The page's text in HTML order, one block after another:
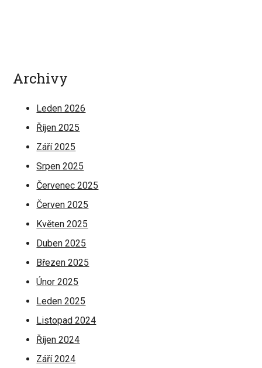
Archivy
Leden 2026
Říjen 2025
Září 2025
Srpen 2025
Červenec 2025
Červen 2025
Květen 2025
Duben 2025
Březen 2025
Únor 2025
Leden 2025
Listopad 2024
Říjen 2024
Září 2024